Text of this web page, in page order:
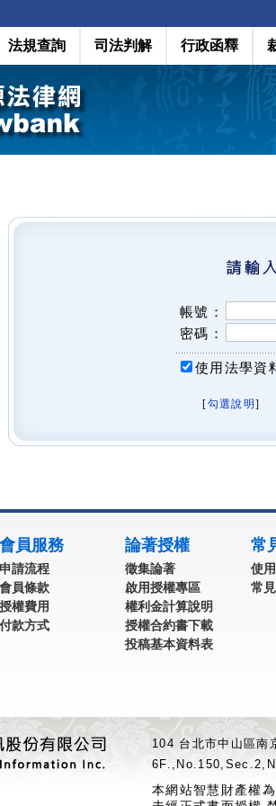
法規查詢 司法判解 行政函釋
帳號：
密碼：
使用法學資
[勾選說明 ]
會員服務
申請流程
會員條款
授權費用
付款方式
論著授權
徵集論著
啟用授權專區
權利金計算說明
授權合約書下載
投稿基本資料表
常
使
常
104 台北市中山區
本網站智慧財產權